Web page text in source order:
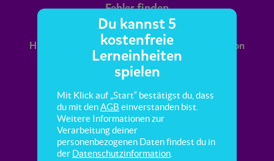
Fehler finden
Hier lernst du, Fehler in der schriftlichen Addition
zu erkennen.
Du kannst 5
kostenfreie
Lerneinheiten
spielen
Mit Klick auf „Start“ bestätigst du, dass
du mit denAGB einverstanden bist.
Weitere Informationen zur
Verarbeitung deiner
personenbezogenen Daten findest du in
der Datenschutzinformation